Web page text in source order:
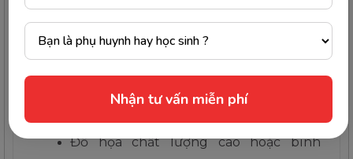
Nhận tư vấn miễn phí
tiếng Việt hoặc tiếng Anh
Hiệu ứng âm thanh
Đồ họa chất lượng cao hoặc bình